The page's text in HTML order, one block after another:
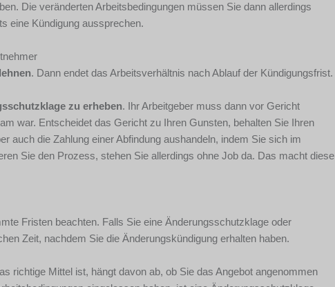
Die veränderten Arbeitsbedingungen müssen Sie dann allerdings
eine Kündigung aussprechen.
. Dann endet das Arbeitsverhältnis nach Ablauf der Kündigungsfrist.
zu erheben. Ihr Arbeitgeber muss dann vor Gericht
war. Entscheidet das Gericht zu Ihren Gunsten, behalten Sie Ihren
auch die Zahlung einer Abfindung aushandeln, indem Sie sich im
Sie den Prozess, stehen Sie allerdings ohne Job da. Das macht diese
Fristen beachten. Falls Sie eine Änderungsschutzklage oder
Zeit, nachdem Sie die Änderungskündigung erhalten haben.
richtige Mittel ist, hängt davon ab, ob Sie das Angebot angenommen